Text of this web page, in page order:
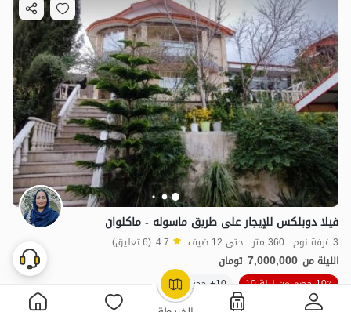
OpenStreetMap
فيلا دوبلكس للإيجار على طريق ماسوله - ماكلوان
3 غرفة نوم . 360 متر . حتى 12 ضيف 4.7 (6 تعليق)
الليلة من 7,000,000 تومان
10٪ خصم من ليلة 10
10+ حجز ناجح